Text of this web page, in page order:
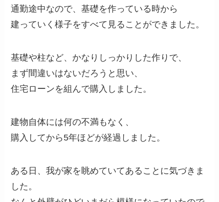
通勤途中なので、基礎を作っている時から
建っていく様子をすべて見ることができました。
基礎や柱など、かなりしっかりした作りで、
まず間違いはないだろうと思い、
住宅ローンを組んで購入しました。
建物自体には何の不満もなく、
購入してから5年ほどが経過しました。
ある日、我が家を眺めていてあることに気づきま
した。